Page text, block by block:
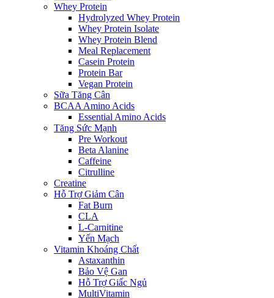
Whey Protein
Hydrolyzed Whey Protein
Whey Protein Isolate
Whey Protein Blend
Meal Replacement
Casein Protein
Protein Bar
Vegan Protein
Sữa Tăng Cân
BCAA Amino Acids
Essential Amino Acids
Tăng Sức Mạnh
Pre Workout
Beta Alanine
Caffeine
Citrulline
Creatine
Hỗ Trợ Giảm Cân
Fat Burn
CLA
L-Carnitine
Yến Mạch
Vitamin Khoáng Chất
Astaxanthin
Bảo Vệ Gan
Hỗ Trợ Giấc Ngủ
MultiVitamin